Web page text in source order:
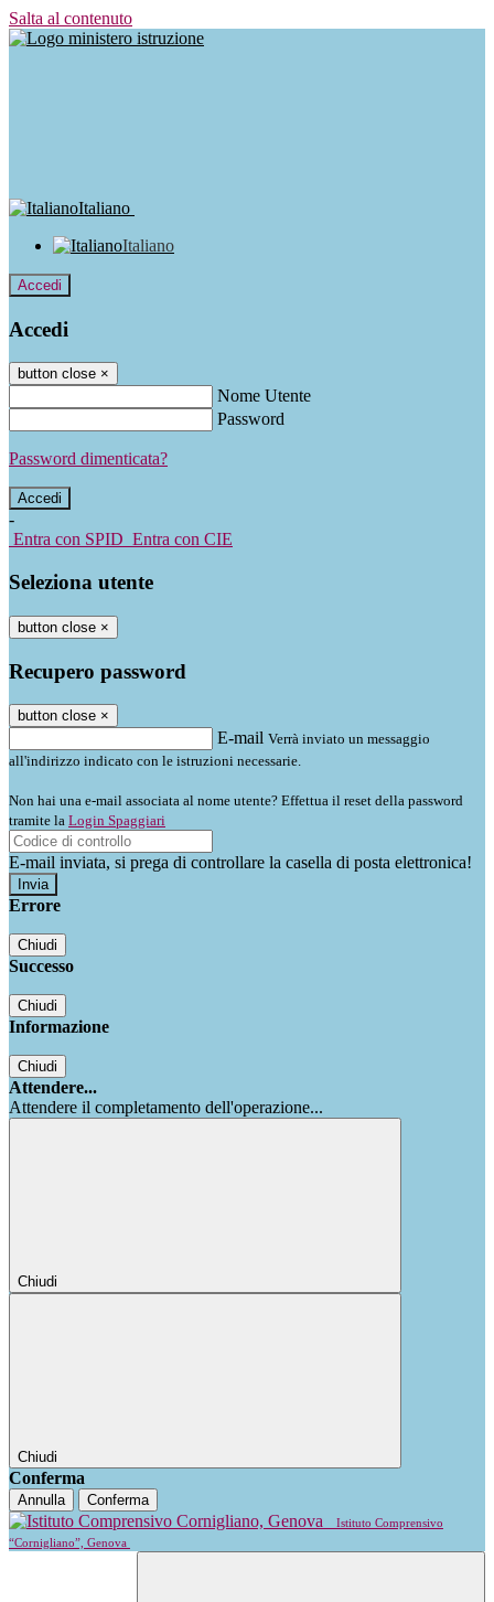
Salta al contenuto
Italiano
Italiano
Accedi
Accedi
button close ×
Nome Utente
Password
Password dimenticata?
-
Entra con SPID Entra con CIE
Seleziona utente
button close ×
Recupero password
button close ×
E-mail Verrà inviato un messaggio
all'indirizzo indicato con le istruzioni necessarie.
Non hai una e-mail associata al nome utente? Effettua il reset della password
tramite la Login Spaggiari
E-mail inviata, si prega di controllare la casella di posta elettronica!
Errore
Chiudi
Successo
Chiudi
Informazione
Chiudi
Attendere...
Attendere il completamento dell'operazione...
Chiudi
Chiudi
Conferma
Annulla Conferma
Istituto Comprensivo
“Cornigliano”, Genova